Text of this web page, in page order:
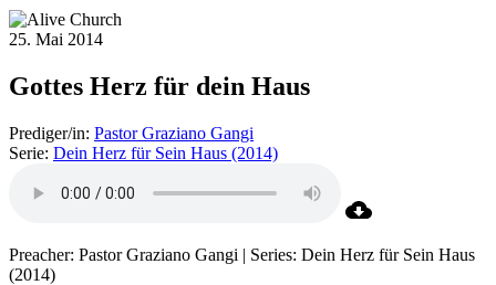
25. Mai 2014
Gottes Herz für dein Haus
Prediger/in: Pastor Graziano Gangi
Serie: Dein Herz für Sein Haus (2014)
Preacher: Pastor Graziano Gangi | Series: Dein Herz für Sein Haus
(2014)